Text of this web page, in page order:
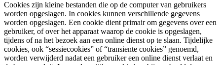
Cookies zijn kleine bestanden die op de computer van gebruikers
worden opgeslagen. In cookies kunnen verschillende gegevens
worden opgeslagen. Een cookie dient primair om gegevens over een
gebruiker, of over het apparaat waarop de cookie is opgeslagen,
tijdens of na het bezoek aan een online dienst op te slaan. Tijdelijke
cookies, ook “sessiecookies” of “transiente cookies” genoemd,
worden verwijderd nadat een gebruiker een online dienst verlaat en